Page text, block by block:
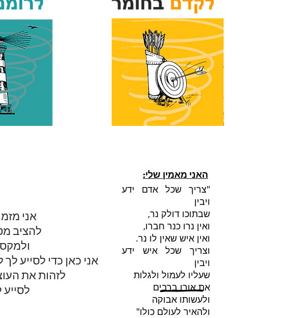
אני
להציב
אני כאן כדי לסייע
לזהות את
האני מאמין שלי:
"צריך שכל אדם ידע
ויבין
שבתוכו דולק נר,
ואין נרו כנר חברו,
ואין איש שאין לו נר.
וצריך שכל איש ידע
ויבין
שעליו לעמול ולגלות
את אורו ברבים
ולעשותו אבוקה
ולהאיר לעולם כולו"